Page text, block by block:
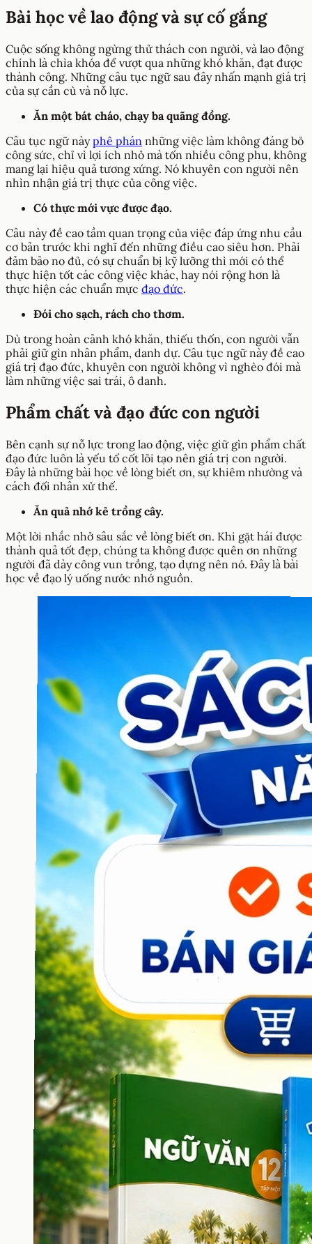
Bài học về lao động và sự cố gắng
Cuộc sống không ngừng thử thách con người, và lao động
chính là chìa khóa để vượt qua những khó khăn, đạt được
thành công. Những câu tục ngữ sau đây nhấn mạnh giá trị
của sự cần cù và nỗ lực.
Ăn một bát cháo, chạy ba quãng đồng.
Câu tục ngữ nàyphê phán những việc làm không đáng bỏ
công sức, chỉ vì lợi ích nhỏ mà tốn nhiều công phu, không
mang lại hiệu quả tương xứng. Nó khuyên con người nên
nhìn nhận giá trị thực của công việc.
Có thực mới vực được đạo.
Câu này đề cao tầm quan trọng của việc đáp ứng nhu cầu
cơ bản trước khi nghĩ đến những điều cao siêu hơn. Phải
đảm bảo no đủ, có sự chuẩn bị kỹ lưỡng thì mới có thể
thực hiện tốt các công việc khác, hay nói rộng hơn là
thực hiện các chuẩn mực đạo đức.
Đói cho sạch, rách cho thơm.
Dù trong hoàn cảnh khó khăn, thiếu thốn, con người vẫn
phải giữ gìn nhân phẩm, danh dự. Câu tục ngữ này đề cao
giá trị đạo đức, khuyên con người không vì nghèo đói mà
làm những việc sai trái, ô danh.
Phẩm chất và đạo đức con người
Bên cạnh sự nỗ lực trong lao động, việc giữ gìn phẩm chất
đạo đức luôn là yếu tố cốt lõi tạo nên giá trị con người.
Đây là những bài học về lòng biết ơn, sự khiêm nhường và
cách đối nhân xử thế.
Ăn quả nhớ kẻ trồng cây.
Một lời nhắc nhở sâu sắc về lòng biết ơn. Khi gặt hái được
thành quả tốt đẹp, chúng ta không được quên ơn những
người đã dày công vun trồng, tạo dựng nên nó. Đây là bài
học về đạo lý uống nước nhớ nguồn.